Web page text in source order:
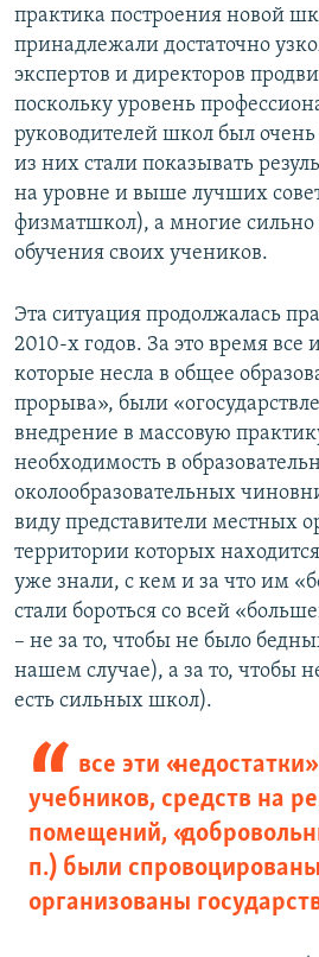
практика построения новой
принадлежали достаточно
экспертов и директоров
поскольку уровень
руководителей школ был
из них стали показывать
на уровне и выше лучших
физматшкол), а многие сильно
обучения своих учеников.
Эта ситуация продолжалась
2010-х годов. За это время
которые несла в общее
прорыва», были
внедрение в массовую
необходимость в
околообразовательных
виду представители местных
территории которых
уже знали, с кем и за что им
стали бороться со всей
– не за то, чтобы не было
нашем случае), а за то, чтобы
есть сильных школ).
все эти
учебников, средств на
помещений,
п.) были
организованы